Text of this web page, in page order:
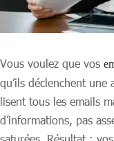
Vous voulez que vos
qu’ils déclenchent
lisent tous les emails
d’informations, pas